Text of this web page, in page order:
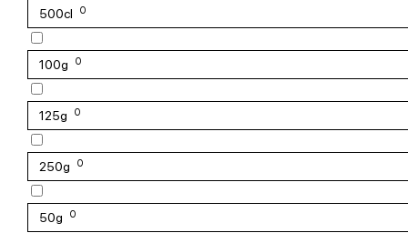
500cl 0
100g 0
125g 0
250g 0
50g 0